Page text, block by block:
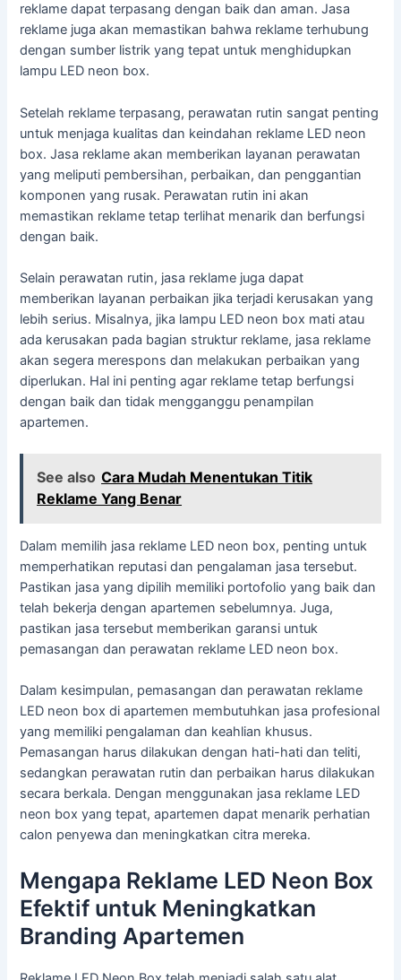
reklame dapat terpasang dengan baik dan aman. Jasa
reklame juga akan memastikan bahwa reklame terhubung
dengan sumber listrik yang tepat untuk menghidupkan
lampu LED neon box.
Setelah reklame terpasang, perawatan rutin sangat penting
untuk menjaga kualitas dan keindahan reklame LED neon
box. Jasa reklame akan memberikan layanan perawatan
yang meliputi pembersihan, perbaikan, dan penggantian
komponen yang rusak. Perawatan rutin ini akan
memastikan reklame tetap terlihat menarik dan berfungsi
dengan baik.
Selain perawatan rutin, jasa reklame juga dapat
memberikan layanan perbaikan jika terjadi kerusakan yang
lebih serius. Misalnya, jika lampu LED neon box mati atau
ada kerusakan pada bagian struktur reklame, jasa reklame
akan segera merespons dan melakukan perbaikan yang
diperlukan. Hal ini penting agar reklame tetap berfungsi
dengan baik dan tidak mengganggu penampilan
apartemen.
See also Cara Mudah Menentukan Titik
Reklame Yang Benar
Dalam memilih jasa reklame LED neon box, penting untuk
memperhatikan reputasi dan pengalaman jasa tersebut.
Pastikan jasa yang dipilih memiliki portofolio yang baik dan
telah bekerja dengan apartemen sebelumnya. Juga,
pastikan jasa tersebut memberikan garansi untuk
pemasangan dan perawatan reklame LED neon box.
Dalam kesimpulan, pemasangan dan perawatan reklame
LED neon box di apartemen membutuhkan jasa profesional
yang memiliki pengalaman dan keahlian khusus.
Pemasangan harus dilakukan dengan hati-hati dan teliti,
sedangkan perawatan rutin dan perbaikan harus dilakukan
secara berkala. Dengan menggunakan jasa reklame LED
neon box yang tepat, apartemen dapat menarik perhatian
calon penyewa dan meningkatkan citra mereka.
Mengapa Reklame LED Neon Box
Efektif untuk Meningkatkan
Branding Apartemen